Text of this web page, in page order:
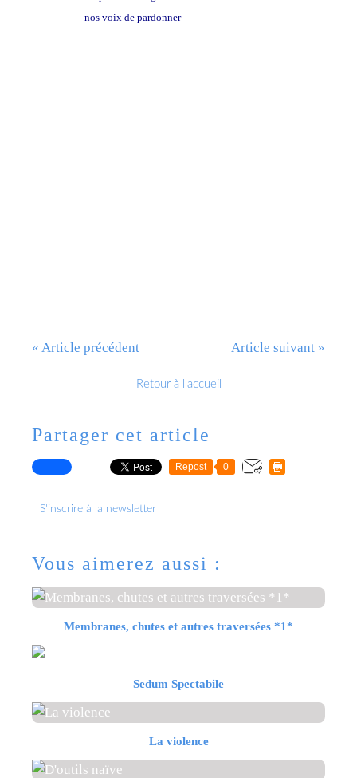
nos voix de pardonner
« Article précédent Article suivant »
Retour à l'accueil
Partager cet article
Repost 0
S'inscrire à la newsletter
Vous aimerez aussi :
Membranes, chutes et autres traversées *1*
Sedum Spectabile
La violence